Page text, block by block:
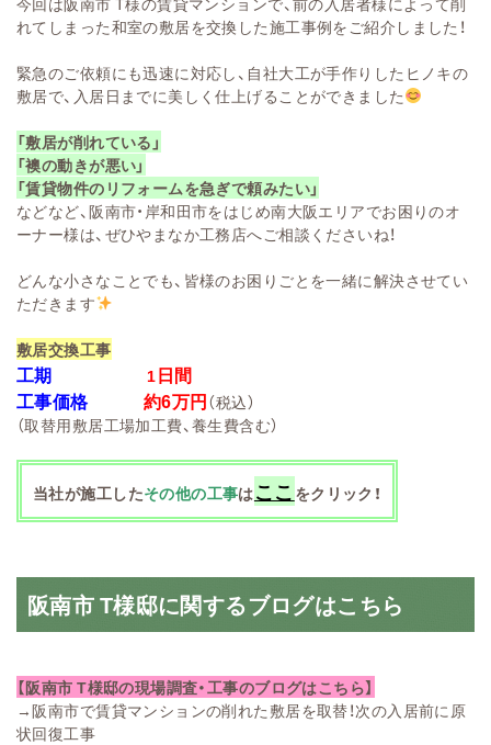
れてしまった和室の敷居を交換した施工事例をご紹介しました！
緊急のご依頼にも迅速に対応し、自社大工が手作りしたヒノキの
敷居で、入居日までに美しく仕上げることができました
「敷居が削れている」
「襖の動きが悪い」
「賃貸物件のリフォームを急ぎで頼みたい」
などなど、阪南市・岸和田市をはじめ南大阪エリアでお困りのオ
ーナー様は、ぜひやまなか工務店へご相談くださいね！
どんな小さなことでも、皆様のお困りごとを一緒に解決させてい
ただきます
敷居交換工事
工期 1日間
工事価格
約6万円（税込）
（取替用敷居工場加工費、養生費含む）
当社が施工したその他の工事はここ をクリック！
阪南市 T様邸に関するブログはこちら
【阪南市 T様邸の現場調査・工事のブログはこちら】
→阪南市で賃貸マンションの削れた敷居を取替！次の入居前に原
状回復工事